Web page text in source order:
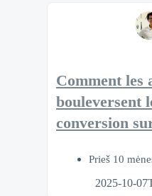
Comment les
bouleversent
conversion
Prieš 10
2025-10-